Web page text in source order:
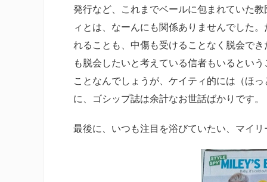
発行など、これまでベールに包まれていた
ィとは、なーんにも関係ありませんでした
れることも、中傷も受けることなく脱会で
も脱会したいと考えている信者もいるとい
ことなんでしょうが、ケイティ的には（ほ
に、ゴシップ誌は余計なお世話ばかりです。
最後に、いつも注目を浴びていたい、マイ